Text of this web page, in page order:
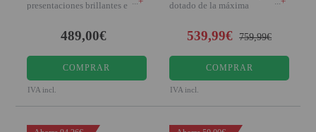
presentaciones brillantes e
489,00€
COMPRAR
IVA incl.
dotado de la máxima
539,99€ 759,99€
COMPRAR
IVA incl.